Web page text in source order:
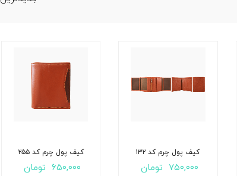
کیف پول چرم کد ۱۳۲
۷۵۰,۰۰۰ تومان
کیف پول چرم کد ۲۵۵
۶۵۰,۰۰۰ تومان